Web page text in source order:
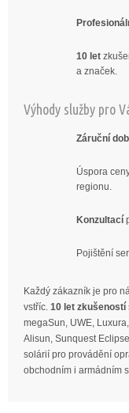
10 let
a značek.
Výhody služby pro
Záruční
Úspora
regionu.
Konzultací
Pojištění
Každý zákazník je pro
vstříc. 10 let zkušeností
megaSun, UWE,
Alisun, Sunquest
solárií pro provádění
obchodním i armádním